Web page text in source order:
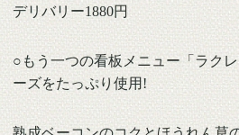
デリバリー1880円
○もう一つの看板メニュー「ラク
ーズをたっぷり使用!